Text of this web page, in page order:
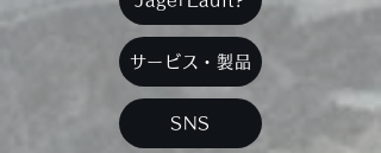
サービス・製品
SNS